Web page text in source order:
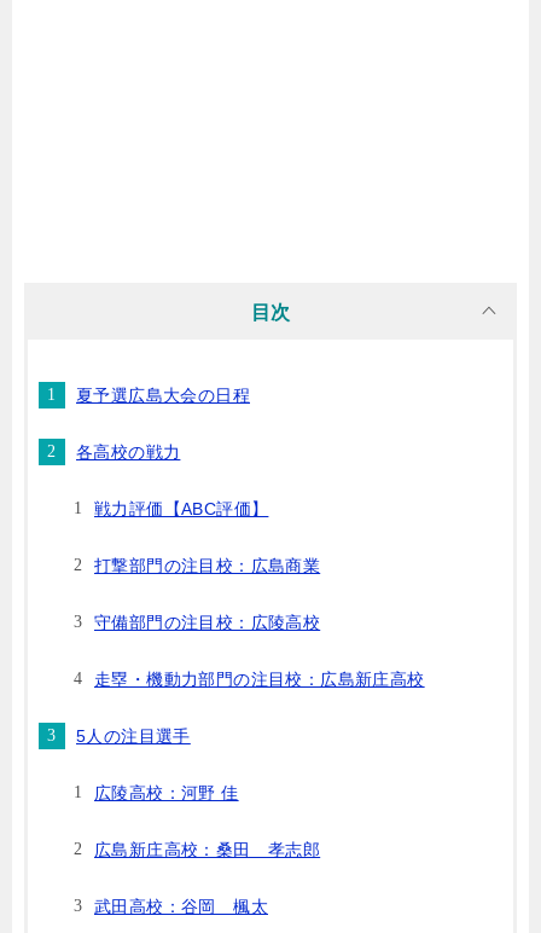
目次
夏予選広島大会の日程
各高校の戦力
戦力評価【ABC評価】
打撃部門の注目校：広島商業
守備部門の注目校：広陵高校
走塁・機動力部門の注目校：広島新庄高校
5人の注目選手
広陵高校：河野 佳
広島新庄高校：桑田 孝志郎
武田高校：谷岡 楓太